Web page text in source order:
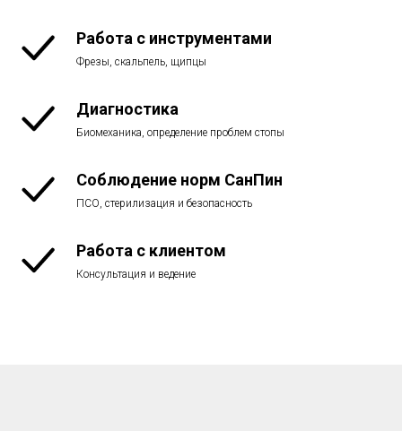
Работа с инструментами
Фрезы, скальпель, щипцы
Диагностика
Биомеханика, определение проблем стопы
Соблюдение норм СанПин
ПСО, стерилизация и безопасность
Работа с клиентом
Консультация и ведение